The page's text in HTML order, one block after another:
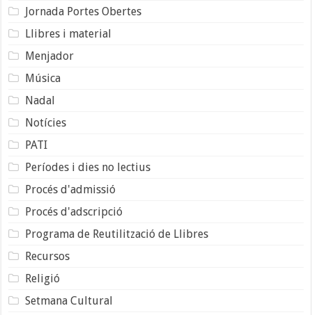
Jornada Portes Obertes
Llibres i material
Menjador
Música
Nadal
Notícies
PATI
Períodes i dies no lectius
Procés d'admissió
Procés d'adscripció
Programa de Reutilització de Llibres
Recursos
Religió
Setmana Cultural